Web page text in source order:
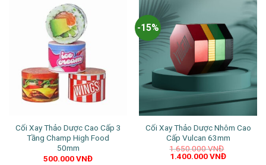
Cối Xay Thảo Dược Cao Cấp 3
Tầng Champ High Food
50mm
500.000VNĐ
-15%
Cối Xay Thảo Dược Nhôm Cao
Cấp Vulcan 63mm
1.650.000VNĐ
Giá
1.400.000VNĐGiá